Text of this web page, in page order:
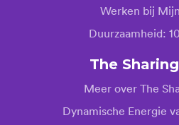
Werken bij
Duurzaamheid:
The
Meer over The
Dynamische Energie